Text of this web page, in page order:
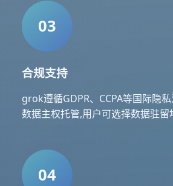
03
合规支持
grok遵循GDPR、CCPA等国际隐
数据主权托管,用户可选择数据驻留
04